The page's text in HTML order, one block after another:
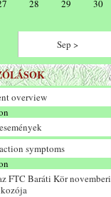
28 29
30
Sep >
overview
symptoms
FTC Baráti Kör novemberi